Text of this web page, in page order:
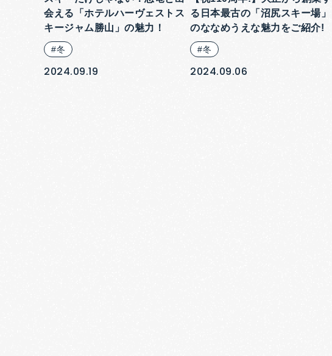
会える「ホテルハーヴェストス
キージャム勝山」の魅力！
#冬
2024.09.19
る日本最古の「沼尻スキー場」
のななめうえな魅力をご紹介!
#冬
2024.09.06